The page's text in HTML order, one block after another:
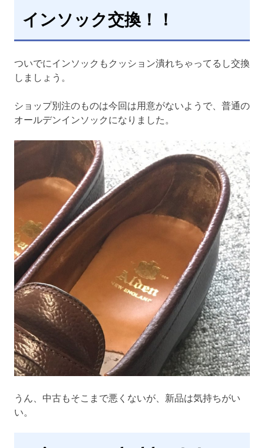
インソック交換！！
ついでにインソックもクッション潰れちゃってるし交換
しましょう。
ショップ別注のものは今回は用意がないようで、普通の
オールデンインソックになりました。
うん、中古もそこまで悪くないが、新品は気持ちがい
い。